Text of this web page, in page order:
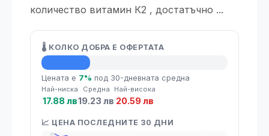
количество витамин К2 , достатъчно ...
🌡️ КОЛКО ДОБРА Е ОФЕРТАТА
💡 Средна цена
Цената е 7% под 30-дневната средна
Най-ниска
17.88 лв
Средна
19.23 лв
Най-висока
20.59 лв
📈 ЦЕНА ПОСЛЕДНИТЕ 30 ДНИ
21